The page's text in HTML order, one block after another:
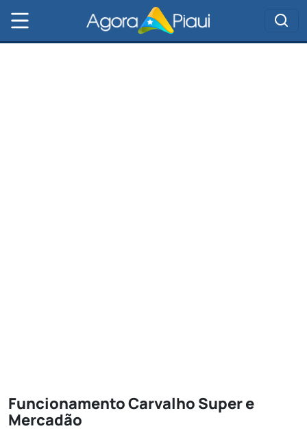
Funcionamento Carvalho Super e
Mercadão